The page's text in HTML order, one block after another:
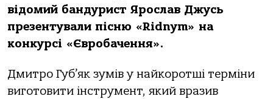
відомий бандурист Ярослав Джусь
презентували пісню «Ridnym» на
конкурсі «Євробачення».
Дмитро Губ’як зумів у найкоротші терміни
виготовити інструмент, який вразив